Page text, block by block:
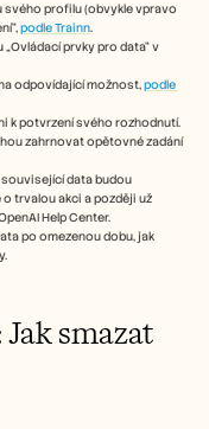
svého profilu (obvykle vpravo
podle Trainn.
prvky pro data“ v
odpovídající možnost, podle
k potvrzení svého rozhodnutí.
zahrnovat opětovné zadání
související data budou
o trvalou akci a později už
Help Center.
po omezenou dobu, jak
smazat